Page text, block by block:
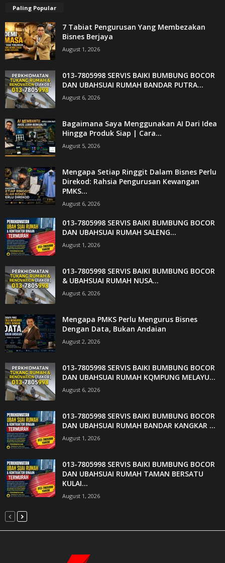
Paling Popular
7 Tabiat Pengurusan Yang Membezakan
Bisnes Berjaya
August 1, 2026
013-7805998 SERVIS BAIKI BUMBUNG BOCOR
DAN UBAHSUAI RUMAH BANDAR PUTRA...
August 6, 2026
Bagaimana Saya Menggunakan AI Dari Idea
Hingga Produk Siap | Cara...
August 5, 2026
Mengapa Setiap Ringgit Dalam Bisnes Perlu
Direkod: Rahsia Pengurusan Kewangan
PMKS...
August 6, 2026
013-7805998 SERVIS BAIKI BUMBUNG BOCOR
DAN UBAHSUAI RUMAH SALENG...
August 1, 2026
013-7805998 SERVIS BAIKI BUMBUNG BOCOR
& UBAHSUAI RUMAH NUSA...
August 6, 2026
Mengapa PMKS Perlu Mengurus Bisnes
Dengan Data, Bukan Andaian
August 2, 2026
013-7805998 SERVIS BAIKI BUMBUNG BOCOR
DAN UBAHSUAI RUMAH KQMPUNG MELAYU...
August 6, 2026
013-7805998 SERVIS BAIKI BUMBUNG BOCOR
DAN UBAHSUAI RUMAH BANDAR KANGKAR ...
August 1, 2026
013-7805998 SERVIS BAIKI BUMBUNG BOCOR
DAN UBAHSUAI RUMAH TAMAN BERSATU
KULAI...
August 1, 2026